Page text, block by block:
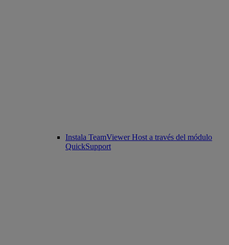
Instala TeamViewer Host a través del módulo
QuickSupport